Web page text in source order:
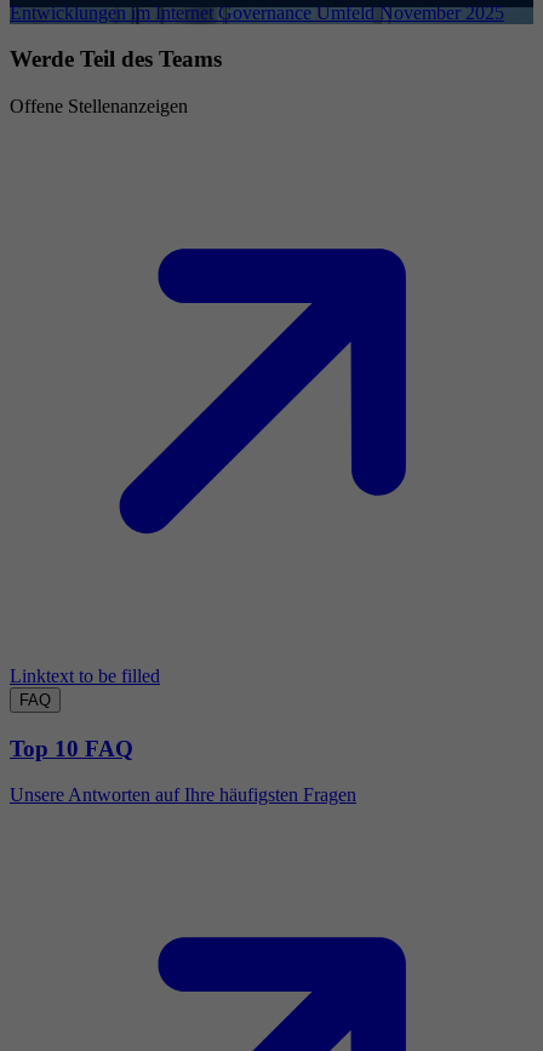
Entwicklungen im Internet Governance Umfeld November 2025
Werde Teil des Teams
Offene Stellenanzeigen
Linktext to be filled
FAQ
Top 10 FAQ
Unsere Antworten auf Ihre häufigsten Fragen